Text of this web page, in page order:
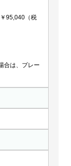
95,040（税
合は、プレー